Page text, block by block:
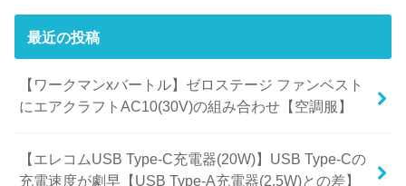
最近の投稿
【ワークマンxバートル】ゼロステージ ファンベスト
にエアクラフトAC10(30V)の組み合わせ【空調服】
【エレコムUSB Type-C充電器(20W)】USB Type-Cの
充電速度が劇早【USB Type-A充電器(2.5W)との差】